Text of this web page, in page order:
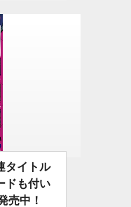
タイトル
ドも付い
売中！